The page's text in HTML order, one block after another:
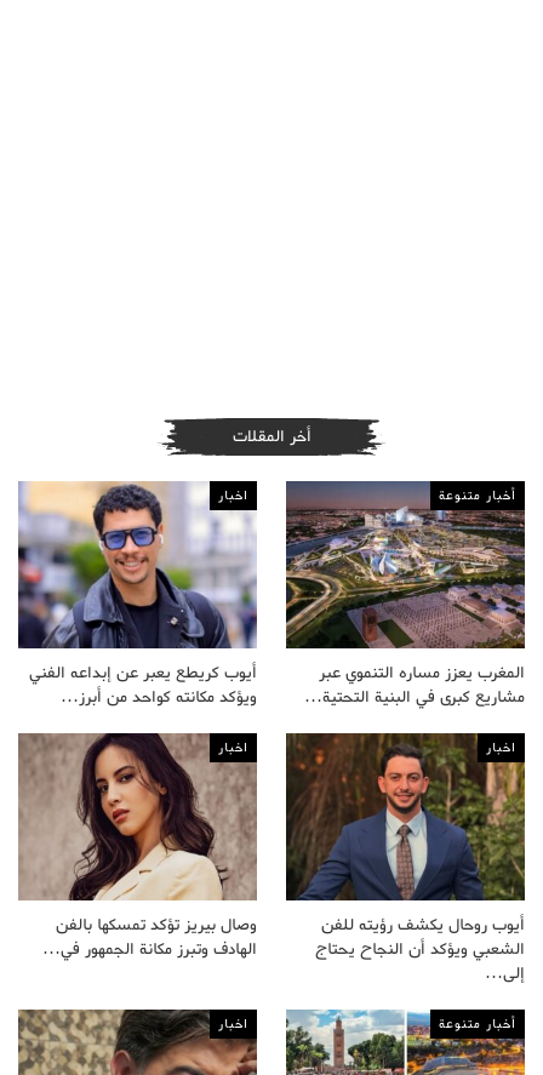
أخر المقلات
أخبار متنوعة
المغرب يعزز مساره التنموي عبر
مشاريع كبرى في البنية التحتية…
اخبار
أيوب كريطع يعبر عن إبداعه الفني
ويؤكد مكانته كواحد من أبرز…
اخبار
أيوب روحال يكشف رؤيته للفن
الشعبي ويؤكد أن النجاح يحتاج
إلى…
اخبار
وصال بيريز تؤكد تمسكها بالفن
الهادف وتبرز مكانة الجمهور في…
أخبار متنوعة اخبار